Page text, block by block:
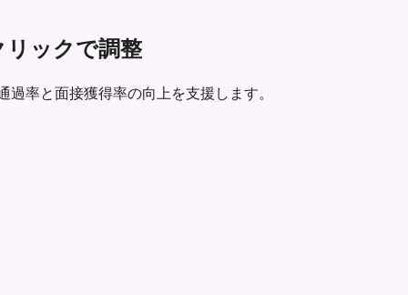
リックで調整
過率と面接獲得率の向上を支援します。